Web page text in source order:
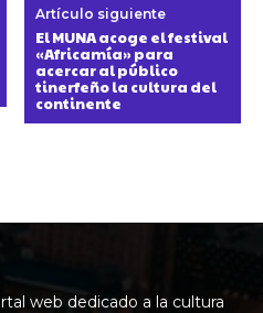
Artículo siguiente
El MUNA acoge el festival
«Africamía» para
acercar al público
tinerfeño la cultura del
continente
web dedicado a la cultura